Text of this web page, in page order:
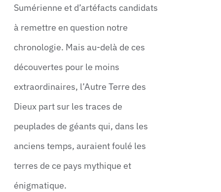
Sumérienne et d’artéfacts candidats
à remettre en question notre
chronologie. Mais au-delà de ces
découvertes pour le moins
extraordinaires, l’Autre Terre des
Dieux part sur les traces de
peuplades de géants qui, dans les
anciens temps, auraient foulé les
terres de ce pays mythique et
énigmatique.